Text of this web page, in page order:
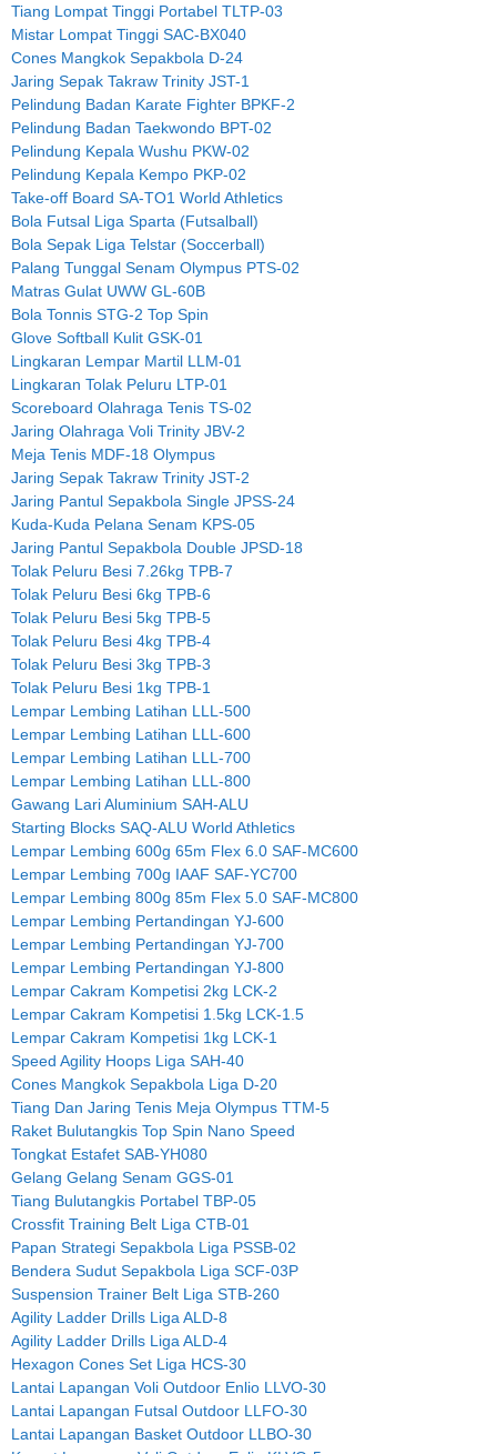
Tiang Lompat Tinggi Portabel TLTP-03
Mistar Lompat Tinggi SAC-BX040
Cones Mangkok Sepakbola D-24
Jaring Sepak Takraw Trinity JST-1
Pelindung Badan Karate Fighter BPKF-2
Pelindung Badan Taekwondo BPT-02
Pelindung Kepala Wushu PKW-02
Pelindung Kepala Kempo PKP-02
Take-off Board SA-TO1 World Athletics
Bola Futsal Liga Sparta (Futsalball)
Bola Sepak Liga Telstar (Soccerball)
Palang Tunggal Senam Olympus PTS-02
Matras Gulat UWW GL-60B
Bola Tonnis STG-2 Top Spin
Glove Softball Kulit GSK-01
Lingkaran Lempar Martil LLM-01
Lingkaran Tolak Peluru LTP-01
Scoreboard Olahraga Tenis TS-02
Jaring Olahraga Voli Trinity JBV-2
Meja Tenis MDF-18 Olympus
Jaring Sepak Takraw Trinity JST-2
Jaring Pantul Sepakbola Single JPSS-24
Kuda-Kuda Pelana Senam KPS-05
Jaring Pantul Sepakbola Double JPSD-18
Tolak Peluru Besi 7.26kg TPB-7
Tolak Peluru Besi 6kg TPB-6
Tolak Peluru Besi 5kg TPB-5
Tolak Peluru Besi 4kg TPB-4
Tolak Peluru Besi 3kg TPB-3
Tolak Peluru Besi 1kg TPB-1
Lempar Lembing Latihan LLL-500
Lempar Lembing Latihan LLL-600
Lempar Lembing Latihan LLL-700
Lempar Lembing Latihan LLL-800
Gawang Lari Aluminium SAH-ALU
Starting Blocks SAQ-ALU World Athletics
Lempar Lembing 600g 65m Flex 6.0 SAF-MC600
Lempar Lembing 700g IAAF SAF-YC700
Lempar Lembing 800g 85m Flex 5.0 SAF-MC800
Lempar Lembing Pertandingan YJ-600
Lempar Lembing Pertandingan YJ-700
Lempar Lembing Pertandingan YJ-800
Lempar Cakram Kompetisi 2kg LCK-2
Lempar Cakram Kompetisi 1.5kg LCK-1.5
Lempar Cakram Kompetisi 1kg LCK-1
Speed Agility Hoops Liga SAH-40
Cones Mangkok Sepakbola Liga D-20
Tiang Dan Jaring Tenis Meja Olympus TTM-5
Raket Bulutangkis Top Spin Nano Speed
Tongkat Estafet SAB-YH080
Gelang Gelang Senam GGS-01
Tiang Bulutangkis Portabel TBP-05
Crossfit Training Belt Liga CTB-01
Papan Strategi Sepakbola Liga PSSB-02
Bendera Sudut Sepakbola Liga SCF-03P
Suspension Trainer Belt Liga STB-260
Agility Ladder Drills Liga ALD-8
Agility Ladder Drills Liga ALD-4
Hexagon Cones Set Liga HCS-30
Lantai Lapangan Voli Outdoor Enlio LLVO-30
Lantai Lapangan Futsal Outdoor LLFO-30
Lantai Lapangan Basket Outdoor LLBO-30